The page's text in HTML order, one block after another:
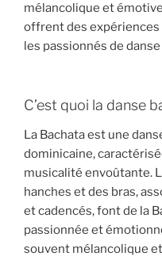
mélancolique et
offrent des
les passionnés de
C’est quoi la danse
La Bachata est une
dominicaine,
musicalité envoûtante.
hanches et des bras,
et cadencés, font de la
passionnée et
souvent mélancolique